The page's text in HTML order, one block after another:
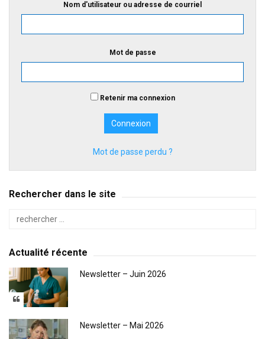
Nom d'utilisateur ou adresse de courriel
Mot de passe
Retenir ma connexion
Mot de passe perdu ?
Rechercher dans le site
Actualité récente
Newsletter – Juin 2026
Newsletter – Mai 2026